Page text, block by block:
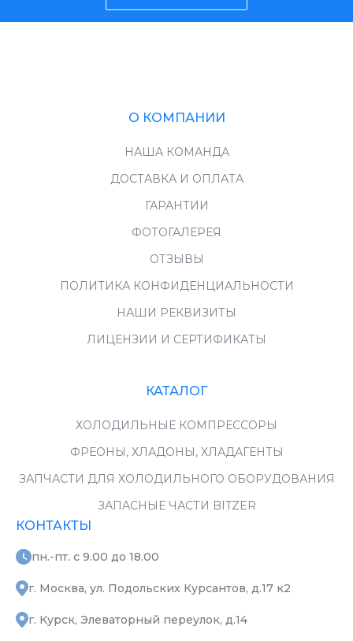
О КОМПАНИИ
НАША КОМАНДА
ДОСТАВКА И ОПЛАТА
ГАРАНТИИ
ФОТОГАЛЕРЕЯ
ОТЗЫВЫ
ПОЛИТИКА КОНФИДЕНЦИАЛЬНОСТИ
НАШИ РЕКВИЗИТЫ
ЛИЦЕНЗИИ И СЕРТИФИКАТЫ
КАТАЛОГ
ХОЛОДИЛЬНЫЕ КОМПРЕССОРЫ
ФРЕОНЫ, ХЛАДОНЫ, ХЛАДАГЕНТЫ
ЗАПЧАСТИ ДЛЯ ХОЛОДИЛЬНОГО ОБОРУДОВАНИЯ
ЗАПАСНЫЕ ЧАСТИ BITZER
КОНТАКТЫ
пн.-пт. с 9.00 до 18.00
г. Москва, ул. Подольских Курсантов, д.17 к2
г. Курск, Элеваторный переулок, д.14